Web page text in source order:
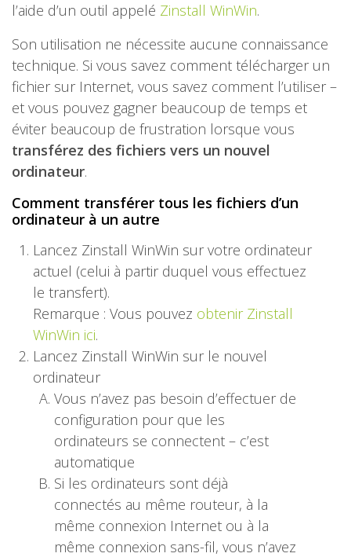
l’aide d’un outil appelé Zinstall WinWin.
Son utilisation ne nécessite aucune connaissance
technique. Si vous savez comment télécharger un
fichier sur Internet, vous savez comment l’utiliser –
et vous pouvez gagner beaucoup de temps et
éviter beaucoup de frustration lorsque vous
transférez des fichiers vers un nouvel
ordinateur.
Comment transférer tous les fichiers d’un
ordinateur à un autre
Lancez Zinstall WinWin sur votre ordinateur
actuel (celui à partir duquel vous effectuez
le transfert).
Remarque : Vous pouvez obtenir Zinstall
WinWin ici.
Lancez Zinstall WinWin sur le nouvel
ordinateur
Vous n’avez pas besoin d’effectuer de
configuration pour que les
ordinateurs se connectent – c’est
automatique
Si les ordinateurs sont déjà
connectés au même routeur, à la
même connexion Internet ou à la
même connexion sans-fil, vous n’avez